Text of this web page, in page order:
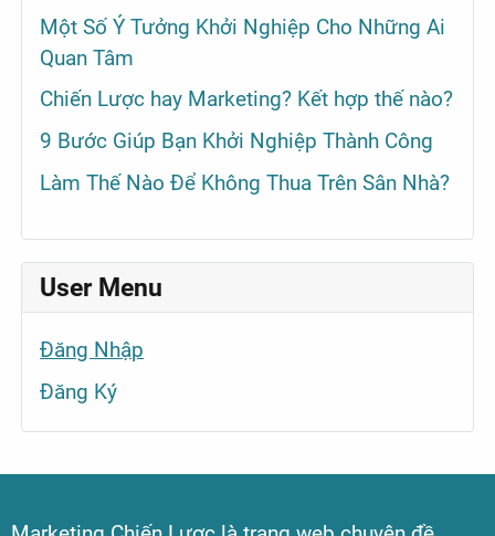
Một Số Ý Tưởng Khởi Nghiệp Cho Những Ai
Quan Tâm
Chiến Lược hay Marketing? Kết hợp thế nào?
9 Bước Giúp Bạn Khởi Nghiệp Thành Công
Làm Thế Nào Để Không Thua Trên Sân Nhà?
User Menu
Đăng Nhập
Đăng Ký